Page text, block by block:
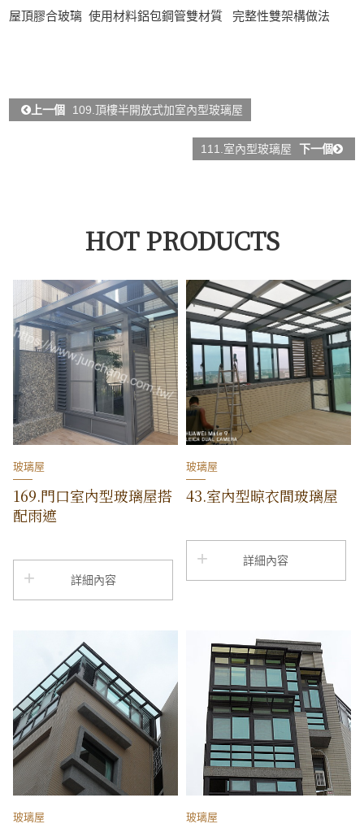
屋頂膠合玻璃 使用材料鋁包鋼管雙材質 完整性雙架構做法
上一個 109.頂樓半開放式加室內型玻璃屋
111.室內型玻璃屋 下一個
HOT PRODUCTS
玻璃屋
169.門口室內型玻璃屋搭
配雨遮
詳細內容
玻璃屋
43.室內型晾衣間玻璃屋
詳細內容
玻璃屋 玻璃屋